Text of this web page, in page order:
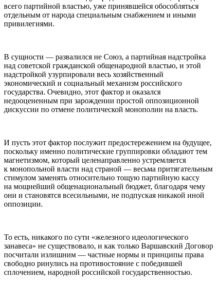
всего партийной властью, уже принявшейся обособляться
отдельным от народа специальным снабжением и иными
привилегиями.
В сущности — развалился не Союз, а партийная надстройка
над советской гражданской общенародной властью, и этой
надстройкой узурпировали весь хозяйственный
экономический и социальный механизм российского
государства. Очевидно, этот фактор и оказался
недооцененным при зарождении простой оппозиционной
дискуссии по отмене политической монополии на власть.
И пусть этот фактор послужит предостережением на будущее,
поскольку именно политические группировки обладают тем
магнетизмом, который целенаправленно устремляется
к монопольной власти над страной — весьма притягательным
стимулом заменять относительно тощую партийную кассу
на мощнейший общенациональный бюджет, благодаря чему
они и становятся всесильными, не подпуская никакой иной
оппозиции.
То есть, никакого по сути «железного идеологического
занавеса» не существовало, и как только Варшавский Договор
посчитали излишним — частные нормы и принципы права
свободно ринулись на противостояние с победившей
сплочением, народной российской государственностью.